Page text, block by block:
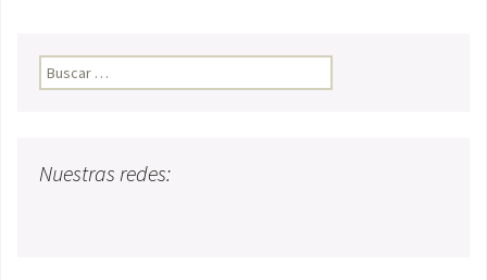
Buscar:
Nuestras redes: